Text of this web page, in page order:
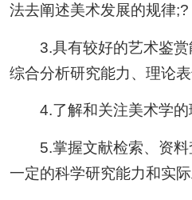
法去阐述美术发展的规律;?
3.具有较好的艺术鉴赏
综合分析研究能力、理论
4.了解和关注美术学的
5.掌握文献检索、资料
一定的科学研究能力和实